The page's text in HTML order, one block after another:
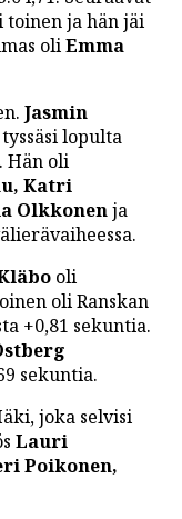
toinen ja hän jäi
oliEmma
Jasmin
lopulta
Hän oli
Katri
Olkkonenja
oli
oli Ranskan
+0,81 sekuntia.
sekuntia.
joka selvisi
Lauri
Poikonen,